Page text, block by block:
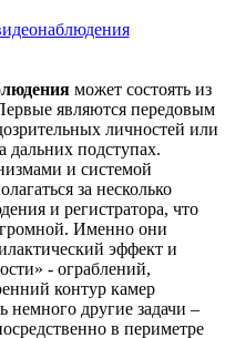
может состоять из
являются передовым
личностей или
дальних подступах.
и системой
за несколько
и регистратора, что
Именно они
эффект и
- ограблений,
контур камер
немного другие задачи –
в периметре